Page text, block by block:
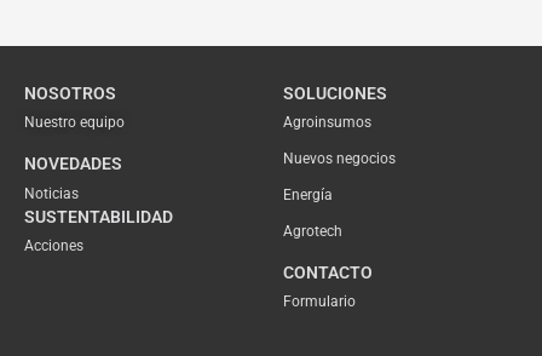
NOSOTROS
Nuestro equipo
NOVEDADES
Noticias
SUSTENTABILIDAD
Acciones
SOLUCIONES
Agroinsumos
Nuevos negocios
Energía
Agrotech
CONTACTO
Formulario